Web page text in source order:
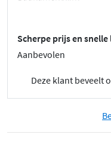
Scherpe prijs en
Aanbevolen
Deze klant beveelt